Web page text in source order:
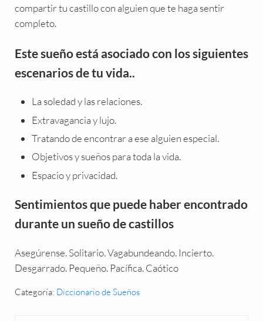
compartir tu castillo con alguien que te haga sentir
completo.
Este sueño está asociado con los siguientes
escenarios de tu vida..
La soledad y las relaciones.
Extravagancia y lujo.
Tratando de encontrar a ese alguien especial.
Objetivos y sueños para toda la vida.
Espacio y privacidad.
Sentimientos que puede haber encontrado
durante un sueño de castillos
Asegúrense. Solitario. Vagabundeando. Incierto.
Desgarrado. Pequeño. Pacífica. Caótico
Categoría: Diccionario de Sueños